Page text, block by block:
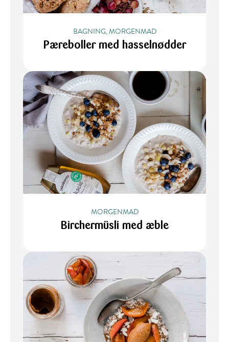
BAGNING, MORGENMAD
Pæreboller med hasselnødder
MORGENMAD
Birchermüsli med æble